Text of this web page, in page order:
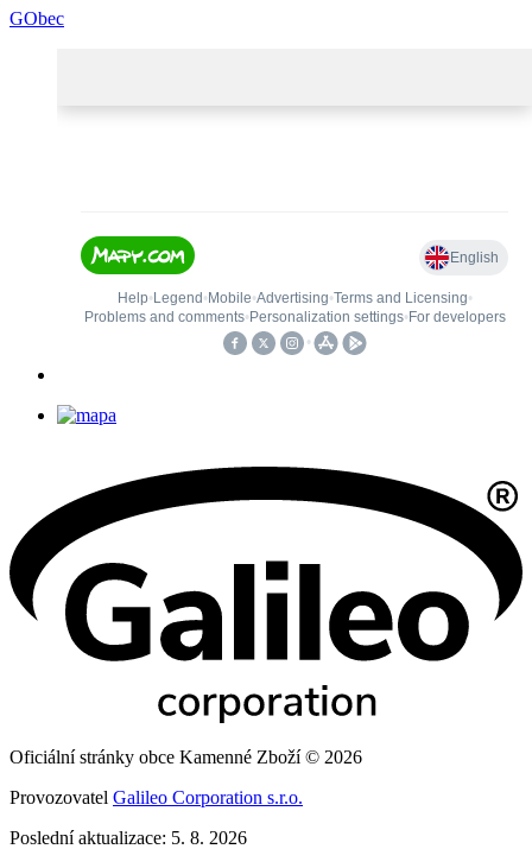
GObec
Oficiální stránky obce Kamenné Zboží © 2026
Provozovatel Galileo Corporation s.r.o.
Poslední aktualizace: 5. 8. 2026